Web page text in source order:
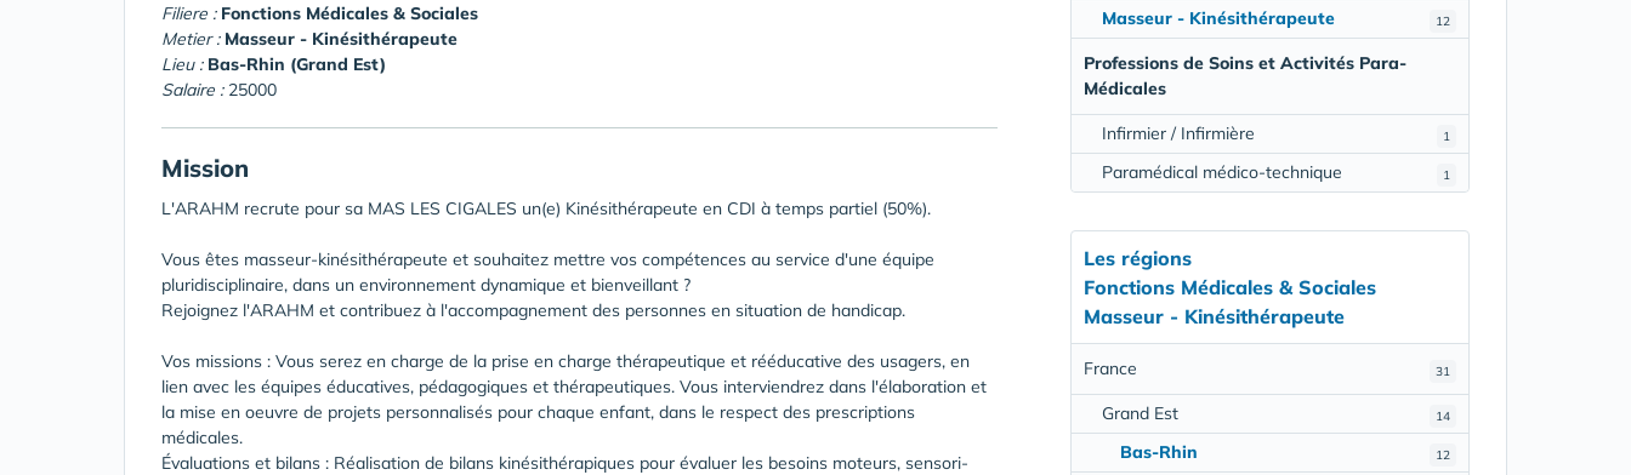
Filiere : Fonctions Médicales & Sociales
Metier : Masseur - Kinésithérapeute
Lieu : Bas-Rhin (Grand Est)
Salaire : 25000
Mission
L'ARAHM recrute pour sa MAS LES CIGALES un(e) Kinésithérapeute en CDI à temps partiel (50%).
Vous êtes masseur-kinésithérapeute et souhaitez mettre vos compétences au service d'une équipe
pluridisciplinaire, dans un environnement dynamique et bienveillant ?
Rejoignez l'ARAHM et contribuez à l'accompagnement des personnes en situation de handicap.
Vos missions : Vous serez en charge de la prise en charge thérapeutique et rééducative des usagers, en
lien avec les équipes éducatives, pédagogiques et thérapeutiques. Vous interviendrez dans l'élaboration et
la mise en oeuvre de projets personnalisés pour chaque enfant, dans le respect des prescriptions
médicales.
Évaluations et bilans : Réalisation de bilans kinésithérapiques pour évaluer les besoins moteurs, sensori-
12
Masseur - Kinésithérapeute
Professions de Soins et Activités Para-
Médicales
1
Infirmier / Infirmière
1
Paramédical médico-technique
Les régions
Fonctions Médicales & Sociales
Masseur - Kinésithérapeute
31
France
14
Grand Est
12
Bas-Rhin